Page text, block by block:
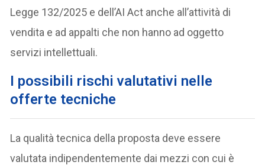
Legge 132/2025 e dell’AI Act anche all’attività di
vendita e ad appalti che non hanno ad oggetto
servizi intellettuali.
I possibili rischi valutativi nelle
offerte tecniche
La qualità tecnica della proposta deve essere
valutata indipendentemente dai mezzi con cui è